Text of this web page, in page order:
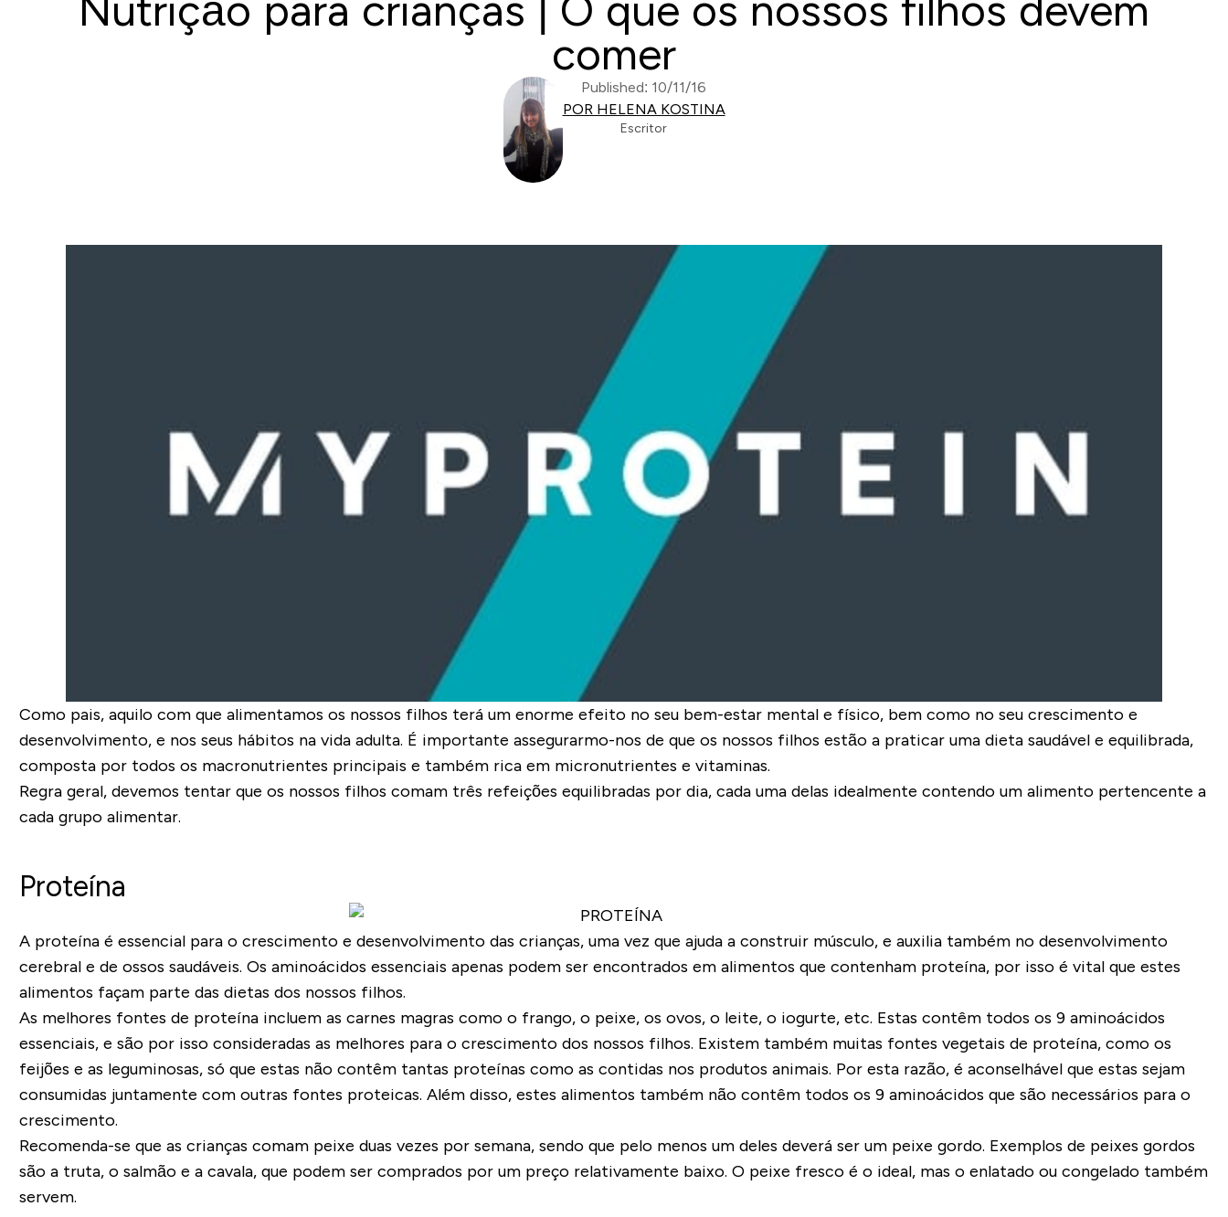
Nutrição para crianças | O que os nossos filhos devem
comer
Published: 10/11/16
POR HELENA KOSTINA
Escritor
Como pais, aquilo com que alimentamos os nossos filhos terá um enorme efeito no seu bem-estar mental e físico, bem como no seu crescimento e
desenvolvimento, e nos seus hábitos na vida adulta. É importante assegurarmo-nos de que os nossos filhos estão a praticar uma dieta saudável e equilibrada,
composta por todos os macronutrientes principais e também rica em micronutrientes e vitaminas.
Regra geral, devemos tentar que os nossos filhos comam três refeições equilibradas por dia, cada uma delas idealmente contendo um alimento pertencente a
cada grupo alimentar.
Proteína
A proteína é essencial para o crescimento e desenvolvimento das crianças, uma vez que ajuda a construir músculo, e auxilia também no desenvolvimento
cerebral e de ossos saudáveis. Os aminoácidos essenciais apenas podem ser encontrados em alimentos que contenham proteína, por isso é vital que estes
alimentos façam parte das dietas dos nossos filhos.
As melhores fontes de proteína incluem as carnes magras como o frango, o peixe, os ovos, o leite, o iogurte, etc. Estas contêm todos os 9 aminoácidos
essenciais, e são por isso consideradas as melhores para o crescimento dos nossos filhos. Existem também muitas fontes vegetais de proteína, como os
feijões e as leguminosas, só que estas não contêm tantas proteínas como as contidas nos produtos animais. Por esta razão, é aconselhável que estas sejam
consumidas juntamente com outras fontes proteicas. Além disso, estes alimentos também não contêm todos os 9 aminoácidos que são necessários para o
crescimento.
Recomenda-se que as crianças comam peixe duas vezes por semana, sendo que pelo menos um deles deverá ser um peixe gordo. Exemplos de peixes gordos
são a truta, o salmão e a cavala, que podem ser comprados por um preço relativamente baixo. O peixe fresco é o ideal, mas o enlatado ou congelado também
servem.